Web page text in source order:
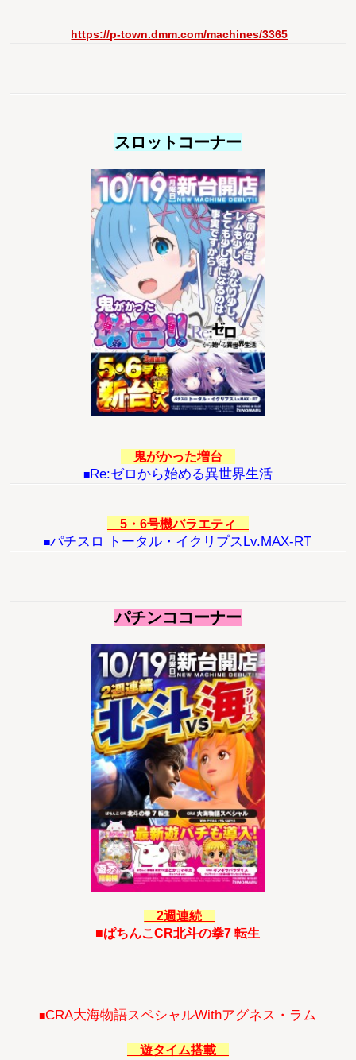
https://p-town.dmm.com/machines/3365
スロットコーナー
鬼がかった増台
■Re:ゼロから始める異世界生活
5・6号機バラエティ
■パチスロ トータル・イクリプスLv.MAX-RT
パチンココーナー
2週連続
■ぱちんこCR北斗の拳7 転生
■CRA大海物語スペシャルWithアグネス・ラム
遊タイム搭載